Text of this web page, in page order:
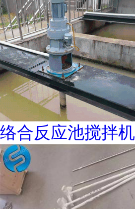
络合反应池搅拌机